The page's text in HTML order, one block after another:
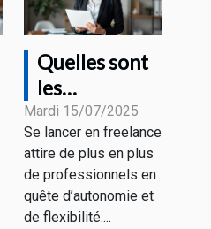
Quelles sont
les
démarches
pour devenir
freelance en
portage
salarial ?
Mardi 15/07/2025
Se lancer en freelance
attire de plus en plus
de professionnels en
quête d’autonomie et
de flexibilité....